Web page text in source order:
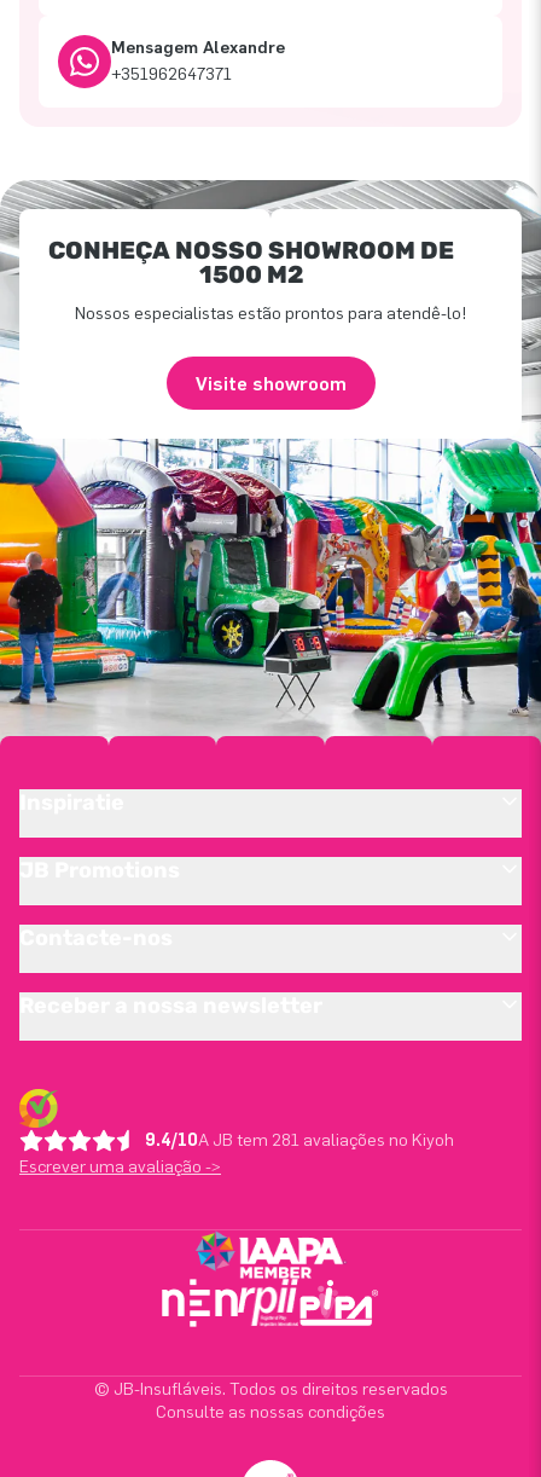
Mensagem Alexandre
+351962647371
CONHEÇA NOSSO SHOWROOM DE
1500 M2
Nossos especialistas estão prontos para atendê-lo!
Visite showroom
9.4/10A JB tem 281 avaliações no Kiyoh
Escrever uma avaliação ->
© JB-Insufláveis. Todos os direitos reservados
Consulte as nossas condições